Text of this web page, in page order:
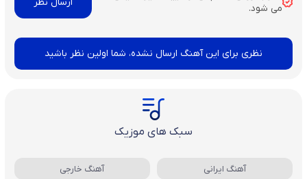
می شود.
نظری برای این آهنگ ارسال نشده، شما اولین نظر باشید
سبک های موزیک
آهنگ ایرانی آهنگ خارجی